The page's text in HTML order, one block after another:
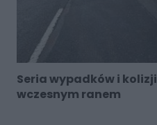
Seria wypadków i
wczesnym ranem